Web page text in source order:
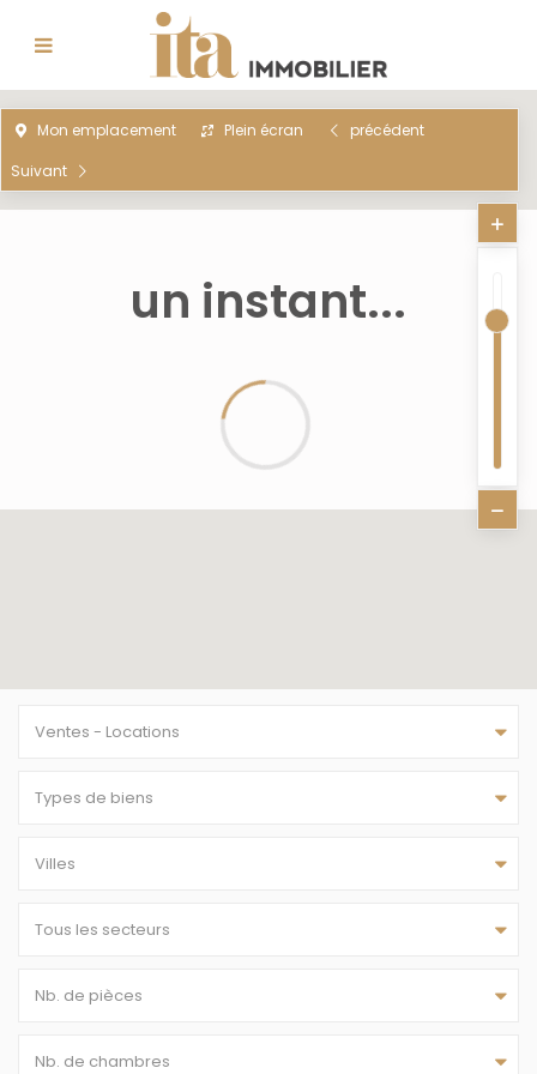
Ventes - Locations
Types de biens
Villes
Tous les secteurs
Nb. de pièces
Nb. de chambres
un instant...
Mon emplacement Plein écran
précédent
Suivant